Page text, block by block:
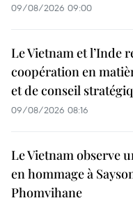
09/08/2026 09:00
Le Vietnam et l’Inde
coopération en
et de conseil
09/08/2026 08:16
Le Vietnam observe
en hommage à
Phomvihane